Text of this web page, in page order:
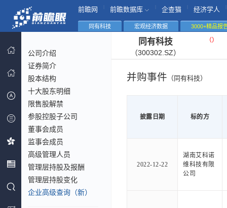
前瞻网 前瞻数据库 企查猫 经济学人
同有科技 宏观经济数据 3000+精品报
公司介绍
证券简介
股本结构
十大股东明细
限售股解禁
参股控股子公司
董事会成员
监事会成员
高级管理人员
管理层持股及报酬
管理层持股变化
企业高级查询（新）
同有科技
（300302.SZ）
（）
并购事件 （同有科技）
披露日期 标的方
2022-12-22
湖南艾科诺
维科技有限
公司